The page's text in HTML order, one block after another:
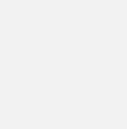
развертывания
контролируемого
с
безопасности.